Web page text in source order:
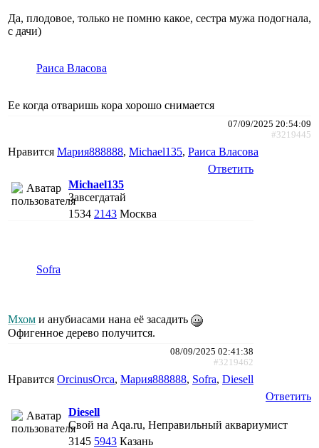
Да, плодовое, только не помню какое, сестра мужа подогнала,
с дачи)
Раиса Власова
Ее когда отваришь кора хорошо снимается
07/09/2025 20:54:09
#3219445
Нравится Мария888888, Michael135, Раиса Власова
Ответить
Michael135
Завсегдатай
1534 2143 Москва
Sofra
Мхом и анубиасами нана её засадить
Офигенное дерево получится.
08/09/2025 02:41:38
#3219462
Нравится ОrcinusОrca, Мария888888, Sofra, Diesell
Ответить
Diesell
Свой на Aqa.ru, Неправильный аквариумист
3145 5943 Казань